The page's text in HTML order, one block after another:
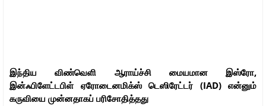
இந்திய விண்வெளி ஆராய்ச்சி மையமான இஸ்ரோ,
இன்ஃபிளேட்டபிள் ஏரோடைனமிக்ஸ் டெஸிரேட்டர் (IAD) என்னும்
கருவியை முன்னதாகப் பரிசோதித்தது